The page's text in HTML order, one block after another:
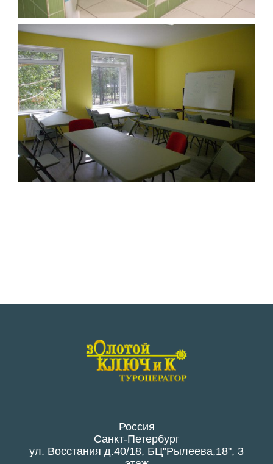
Россия
Санкт-Петербург
ул. Восстания д.40/18, БЦ"Рылеева,18", 3